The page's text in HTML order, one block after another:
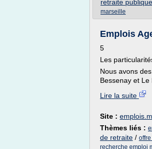
retraite
marseille
Emplois
5
Les
Nous avons
Bessenay et Le
Lire la suite
Site :
Thèmes liés :
de retraite /
recherche emploi